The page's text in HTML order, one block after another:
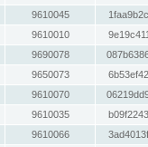
9610045
9610010
9690078
9650073
9610070
9610035
9610066